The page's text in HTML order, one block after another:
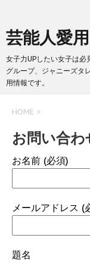
芸能人愛
女子力UPしたい女子は
グループ、ジャニーズタ
用情報です。
HOME >
お問い合わ
お名前 (必須)
メールアドレス (
題名